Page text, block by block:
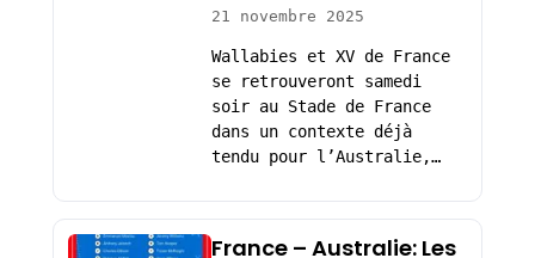
21 novembre 2025
Wallabies et XV de France
se retrouveront samedi
soir au Stade de France
dans un contexte déjà
tendu pour l’Australie,…
France – Australie: Les